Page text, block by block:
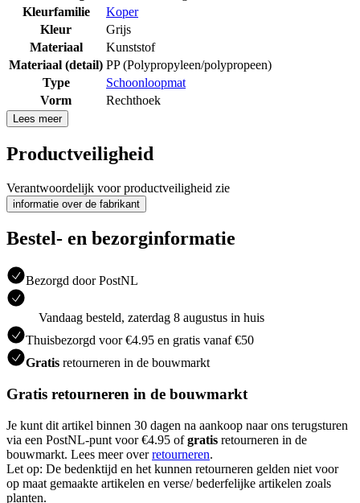
Kleurfamilie
Koper
Kleur
Grijs
Materiaal
Kunststof
Materiaal (detail) PP (Polypropyleen/polypropeen)
Type
Schoonloopmat
Vorm
Rechthoek
Lees meer
Productveiligheid
Verantwoordelijk voor productveiligheid zie
informatie over de fabrikant
Bestel- en bezorginformatie
Bezorgd door PostNL
Vandaag besteld, zaterdag 8 augustus in huis
Thuisbezorgd voor €4.95 en gratis vanaf €50
Gratis retourneren in de bouwmarkt
Gratis retourneren in de bouwmarkt
Je kunt dit artikel binnen 30 dagen na aankoop naar ons terugsturen
via een PostNL-punt voor €4.95 ofgratis retourneren in de
bouwmarkt. Lees meer overretourneren.
Let op: De bedenktijd en het kunnen retourneren gelden niet voor
op maat gemaakte artikelen en verse/ bederfelijke artikelen zoals
planten.